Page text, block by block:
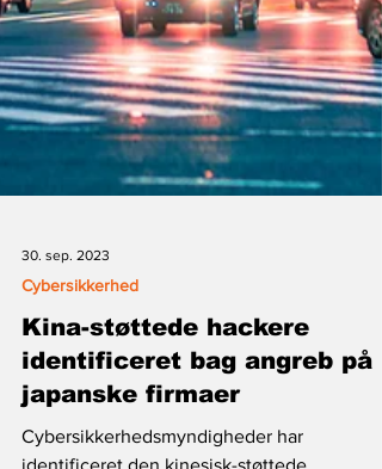
Cybersikkerhed
Kina-støttede hackere
identificeret bag angreb på
japanske firmaer